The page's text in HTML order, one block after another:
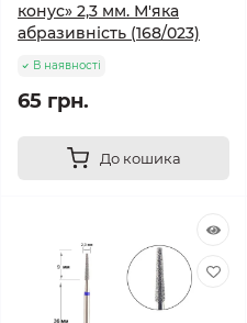
конус» 2,3 мм. М'яка
абразивність (168/023)
В наявності
65 грн.
До кошика